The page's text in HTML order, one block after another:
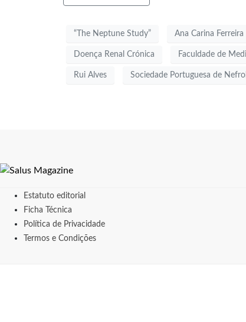
“The Neptune Study” Ana Carina Ferreira
Doença Renal Crónica Faculdade de
Rui Alves Sociedade Portuguesa de
Estatuto editorial
Ficha Técnica
Política de Privacidade
Termos e Condições